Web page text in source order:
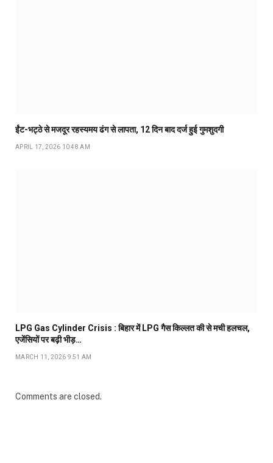
ईंट-भट्ठे से मजदूर रहस्यमय ढंग से लापता, 12 दिन बाद दर्ज हुई गुमशुदगी
APRIL 17, 2026 10:48 AM
LPG Gas Cylinder Crisis : बिहार में LPG गैस किल्लत की से मची हलचल,
एजेंसियों पर बढ़ी भीड़…
MARCH 11, 2026 9:51 AM
Comments are closed.